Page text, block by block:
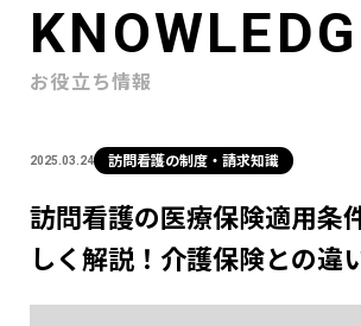
サービス
お知らせ
お役立ち情報
2025.03.24 訪問看護の制度・請求知識
訪問看護の医療保険適用条
しく解説！介護保険との違